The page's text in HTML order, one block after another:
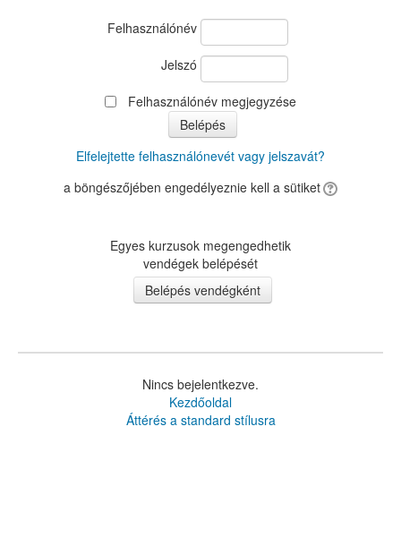
Felhasználónév
Jelszó
Felhasználónév megjegyzése
Elfelejtette felhasználónevét vagy jelszavát?
a böngészőjében engedélyeznie kell a sütiket
Egyes kurzusok megengedhetik
vendégek belépését
Nincs bejelentkezve.
Kezdőoldal
Áttérés a standard stílusra